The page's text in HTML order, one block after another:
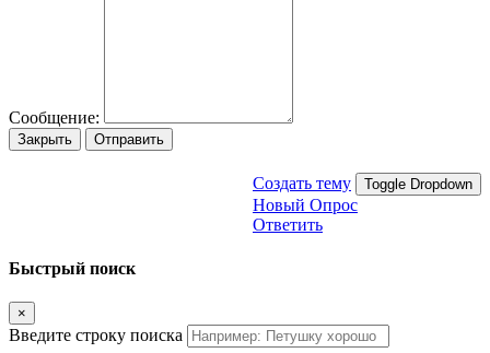
Сообщение:
Закрыть Отправить
Создать тему Toggle Dropdown
Новый Опрос
Ответить
Быстрый поиск
×
Введите строку поиска